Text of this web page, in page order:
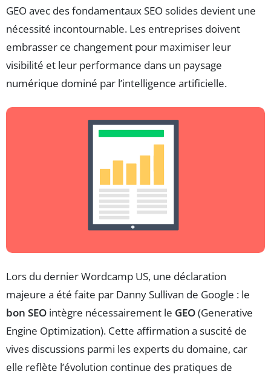
GEO avec des fondamentaux SEO solides devient une
nécessité incontournable. Les entreprises doivent
embrasser ce changement pour maximiser leur
visibilité et leur performance dans un paysage
numérique dominé par l’intelligence artificielle.
Lors du dernier Wordcamp US, une déclaration
majeure a été faite par Danny Sullivan de Google : le
bon SEO intègre nécessairement le GEO(Generative
Engine Optimization). Cette affirmation a suscité de
vives discussions parmi les experts du domaine, car
elle reflète l’évolution continue des pratiques de